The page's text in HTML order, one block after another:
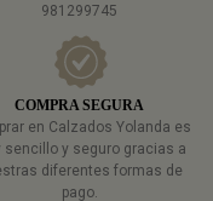
981299745
COMPRA SEGURA
en Calzados Yolanda es
sencillo y seguro gracias a
diferentes formas de
pago.